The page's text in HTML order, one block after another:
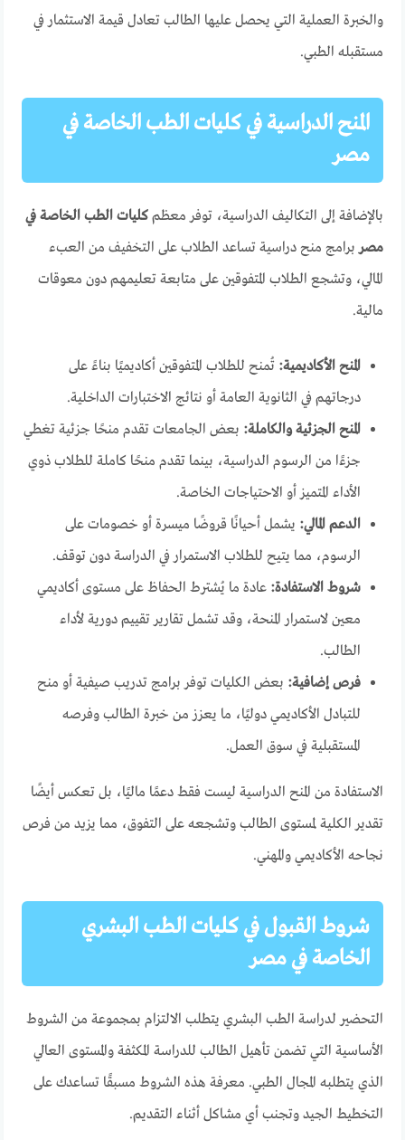
والخبرة العملية التي يحصل عليها الطالب تعادل قيمة الاستثمار في
مستقبله الطبي.
المنح الدراسية في كليات الطب الخاصة في
مصر
بالإضافة إلى التكاليف الدراسية، توفر معظمكليات الطب الخاصة في
مصربرامج منح دراسية تساعد الطلاب على التخفيف من العبء
المالي، وتشجع الطلاب المتفوقين على متابعة تعليمهم دون معوقات
مالية.
المنح الأكاديمية: تُمنح للطلاب المتفوقين أكاديميًا بناءً على
درجاتهم في الثانوية العامة أو نتائج الاختبارات الداخلية.
المنح الجزئية والكاملة: بعض الجامعات تقدم منحًا جزئية تغطي
جزءًا من الرسوم الدراسية، بينما تقدم منحًا كاملة للطلاب ذوي
الأداء المتميز أو الاحتياجات الخاصة.
الدعم المالي: يشمل أحيانًا قروضًا ميسرة أو خصومات على
الرسوم، مما يتيح للطلاب الاستمرار في الدراسة دون توقف.
شروط الاستفادة: عادة ما يُشترط الحفاظ على مستوى أكاديمي
معين لاستمرار المنحة، وقد تشمل تقارير تقييم دورية لأداء
الطالب.
فرص إضافية: بعض الكليات توفر برامج تدريب صيفية أو منح
للتبادل الأكاديمي دوليًا، ما يعزز من خبرة الطالب وفرصه
المستقبلية في سوق العمل.
الاستفادة من المنح الدراسية ليست فقط دعمًا ماليًا، بل تعكس أيضًا
تقدير الكلية لمستوى الطالب وتشجعه على التفوق، مما يزيد من فرص
نجاحه الأكاديمي والمهني.
شروط القبول في كليات الطب البشري
الخاصة في مصر
التحضير لدراسة الطب البشري يتطلب الالتزام بمجموعة من الشروط
الأساسية التي تضمن تأهيل الطالب للدراسة المكثفة والمستوى العالي
الذي يتطلبه المجال الطبي. معرفة هذه الشروط مسبقًا تساعدك على
التخطيط الجيد وتجنب أي مشاكل أثناء التقديم.